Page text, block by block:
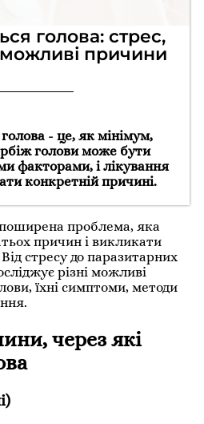
голова: стрес,
можливі причини
- це, як мінімум,
голови може бути
факторами, і лікування
конкретній причині.
проблема, яка
причин і викликати
стресу до паразитарних
різні можливі
їхні симптоми, методи
через які